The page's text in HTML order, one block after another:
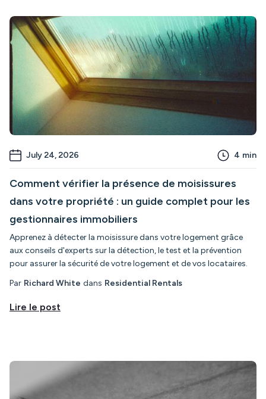
July 24, 2026 4 min
Comment vérifier la présence de moisissures
dans votre propriété : un guide complet pour les
gestionnaires immobiliers
Apprenez à détecter la moisissure dans votre logement grâce
aux conseils d'experts sur la détection, le test et la prévention
pour assurer la sécurité de votre logement et de vos locataires.
Par Richard White dans Residential Rentals
Lire le post